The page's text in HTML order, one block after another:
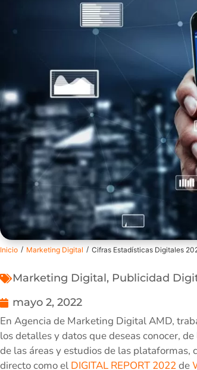
Inicio / Marketing Digital / Cifras Estadísticas Digitales
Marketing Digital, Publicidad
mayo 2, 2022
En Agencia de Marketing Digital AMD,
los detalles y datos que deseas conocer,
de las áreas y estudios de las
directo como el DIGITAL REPORT 2022de